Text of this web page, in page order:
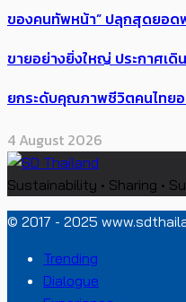
ของคนทัพหน้า” ปลุกสุดยอด
ขายอย่างยิ่งใหญ่ ประกาศเ
ยกระดับคุณภาพชีวิตคนไทย
4 August 2026
Sustainability • Sharing •
© 2017 - 2025
Trending
Dialogue